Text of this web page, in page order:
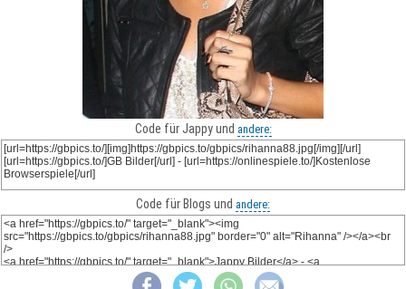
Code für Jappy und andere:
Code für Blogs und andere: